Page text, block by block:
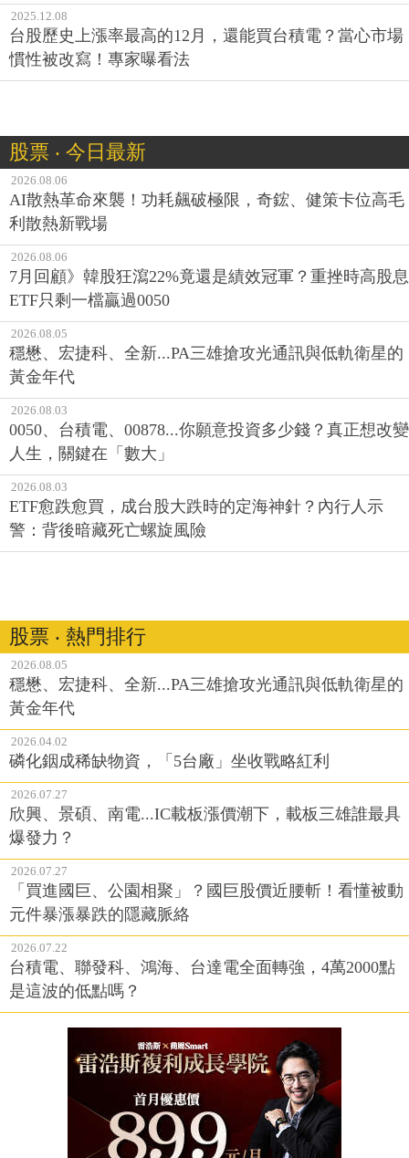
2025.12.08
台股歷史上漲率最高的12月，還能買台積電？當心市場
慣性被改寫！專家曝看法
股票 ‧ 今日最新
2026.08.06
AI散熱革命來襲！功耗飆破極限，奇鋐、健策卡位高毛
利散熱新戰場
2026.08.06
7月回顧》韓股狂瀉22%竟還是績效冠軍？重挫時高股息
ETF只剩一檔贏過0050
2026.08.05
穩懋、宏捷科、全新...PA三雄搶攻光通訊與低軌衛星的
黃金年代
2026.08.03
0050、台積電、00878...你願意投資多少錢？真正想改變
人生，關鍵在「數大」
2026.08.03
ETF愈跌愈買，成台股大跌時的定海神針？內行人示
警：背後暗藏死亡螺旋風險
股票 ‧ 熱門排行
2026.08.05
穩懋、宏捷科、全新...PA三雄搶攻光通訊與低軌衛星的
黃金年代
2026.04.02
磷化銦成稀缺物資，「5台廠」坐收戰略紅利
2026.07.27
欣興、景碩、南電...IC載板漲價潮下，載板三雄誰最具
爆發力？
2026.07.27
「買進國巨、公園相聚」？國巨股價近腰斬！看懂被動
元件暴漲暴跌的隱藏脈絡
2026.07.22
台積電、聯發科、鴻海、台達電全面轉強，4萬2000點
是這波的低點嗎？